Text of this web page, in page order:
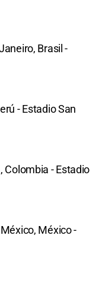
Brasil -
- Estadio San
Colombia - Estadio
México -